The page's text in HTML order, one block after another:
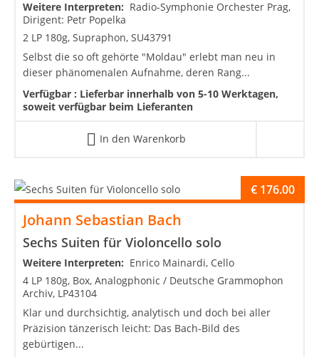
Weitere Interpreten: Radio-Symphonie Orchester Prag,
Dirigent: Petr Popelka
2 LP 180g, Supraphon, SU43791
Selbst die so oft gehörte "Moldau" erlebt man neu in
dieser phänomenalen Aufnahme, deren Rang...
Verfügbar : Lieferbar innerhalb von 5-10 Werktagen,
soweit verfügbar beim Lieferanten
In den Warenkorb
Johann Sebastian Bach
Sechs Suiten für Violoncello solo
€ 176.00
Weitere Interpreten: Enrico Mainardi, Cello
4 LP 180g, Box, Analogphonic / Deutsche Grammophon
Archiv, LP43104
Klar und durchsichtig, analytisch und doch bei aller
Präzision tänzerisch leicht: Das Bach-Bild des
gebürtigen...